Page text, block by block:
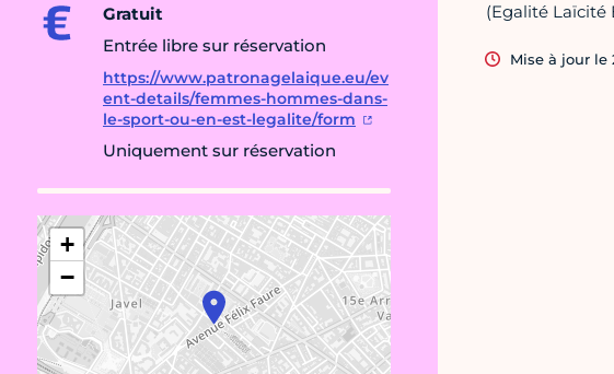
Gratuit
Entrée libre sur réservation
https://www.patronagelaique.eu/ev
ent-details/femmes-hommes-dans-
le-sport-ou-en-est-legalite/form
Uniquement sur réservation
+
−
(Egalité Laïcité
Mise à jour le